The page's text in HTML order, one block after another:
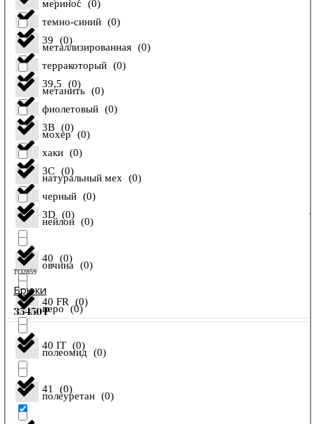
39 (0)
39,5 (0)
3B (0)
3C (0)
3D (0)
40 (0)
40 FR (0)
40 IT (0)
41 (0)
темно-синий (0)
терракоторый (0)
фиолетовый (0)
хаки (0)
черный (0)
меринос (0)
металлизированная (0)
метанить (0)
мохер (0)
натуральный мех (0)
нейлон (0)
овчина (0)
перо (0)
полеомид (0)
полеуретан (0)
TO2859
Брюки
35450₽